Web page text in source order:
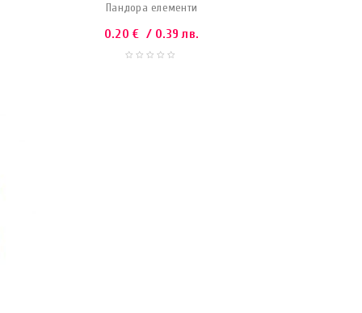
Пандора елементи
0.20€ / 0.39 лв.